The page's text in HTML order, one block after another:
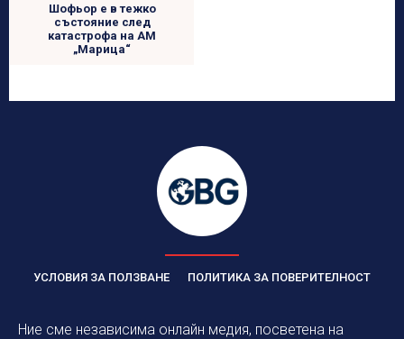
Шофьор е в тежко
състояние след
катастрофа на АМ
„Марица“
УСЛОВИЯ ЗА ПОЛЗВАНЕ ПОЛИТИКА ЗА ПОВЕРИТЕЛНОСТ
Ние сме независима онлайн медия, посветена на